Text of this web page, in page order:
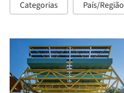
Categorias País/Região